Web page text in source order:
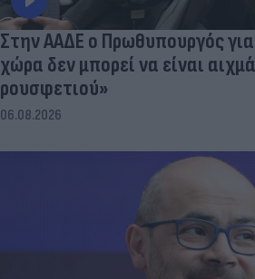
Στην ΑΑΔΕ ο Πρωθυπουργός για
χώρα δεν μπορεί να είναι
ρουσφετιού»
06.08.2026